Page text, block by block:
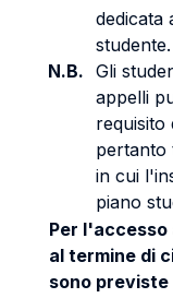
dedicata
studente.
N.B. Gli
appelli
requisito
pertanto
in cui
piano
Per
al termine di
sono